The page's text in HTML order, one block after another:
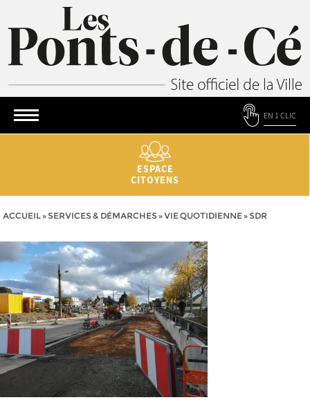
EN 1 CLIC
ESPACE
CITOYENS
ACCUEIL» SERVICES & DÉMARCHES»VIE QUOTIDIENNE» SDR